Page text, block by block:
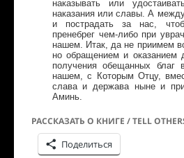
наказывать или
наказания или славы. А
и пострадать за нас,
пренебрег чем-либо при
нашем. Итак, да не приимем
но обращением и оказанием
получения обещанных
нашем, с Которым Отцу,
слава и держава ныне и
Аминь.
РАССКАЗАТЬ О КНИГЕ / TELL
Поделиться